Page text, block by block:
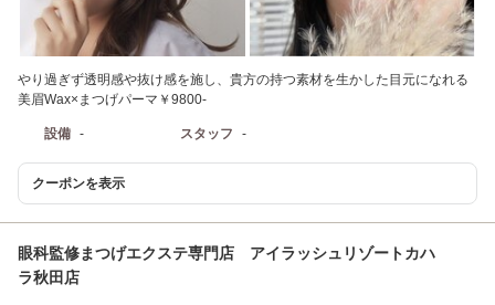
やり過ぎず透明感や抜け感を施し、貴方の持つ素材を生かした目元になれる
美眉Wax×まつげパーマ￥9800-
設備 - スタッフ -
クーポンを表示
眼科監修まつげエクステ専門店 アイラッシュリゾートカハ
ラ秋田店